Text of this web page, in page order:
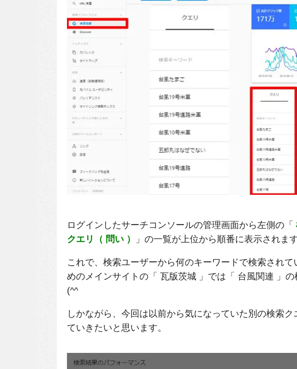
ログインしたサーチコンソールの管理画面から左側の「
クエリ（ 問い ）
」の一覧が上位から順番に表示されます
これで、検索ユーザーから何のキーワードで検索され
めのメインサイトの「 瓦版茨城 」では「 台風関連 」の
(^^ゞ
しかながら、今回は以前から気になっていた別の検索
ていきたいと思います。